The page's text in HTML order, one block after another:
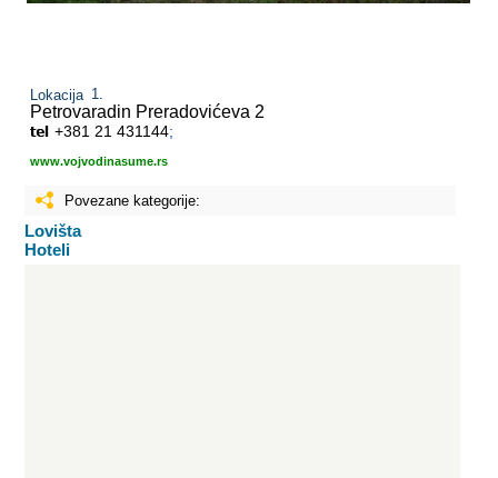
www.vojvodinasume.rs
Lokacija
Petrovaradin Preradovićeva 2
+381 21 431144;
Povezane kategorije:
Lovišta
Hoteli